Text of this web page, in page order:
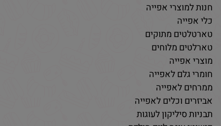
חנות למוצרי אפייה
כלי אפייה
טארטלטים מתוקים
טארלטים מלוחים
מוצרי אפייה
חומרי גלם לאפייה
ממרחים לאפייה
אביזרים וכלים לאפייה
תבניות סיליקון לעוגות